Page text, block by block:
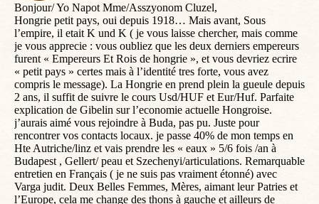
Bonjour/ Yo Napot Mme/Asszyonom Cluzel,
Hongrie petit pays, oui depuis 1918… Mais avant, Sous
l’empire, il etait K und K ( je vous laisse chercher, mais comme
je vous apprecie : vous oubliez que les deux derniers empereurs
furent « Empereurs Et Rois de hongrie », et vous devriez ecrire
« petit pays » certes mais à l’identité tres forte, vous avez
compris le message). La Hongrie en prend plein la gueule depuis
2 ans, il suffit de suivre le cours Usd/HUF et Eur/Huf. Parfaite
explication de Gibelin sur l’economie actuelle Hongroise.
j’aurais aimé vous rejoindre à Buda, pas pu. Juste pour
rencontrer vos contacts locaux. je passe 40% de mon temps en
Hte Autriche/linz et vais prendre les « eaux » 5/6 fois /an à
Budapest , Gellert/ peau et Szechenyi/articulations. Remarquable
entretien en Français ( je ne suis pas vraiment étonné) avec
Varga judit. Deux Belles Femmes, Mères, aimant leur Patries et
l’Europe, cela me change des thons à gauche et ailleurs de